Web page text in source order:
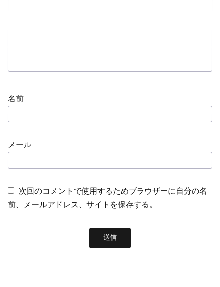
名前
メール
次回のコメントで使用するためブラウザーに自分の名
前、メールアドレス、サイトを保存する。